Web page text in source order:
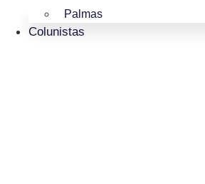
Palmas
Colunistas